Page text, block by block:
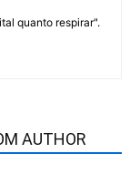
quanto respirar".
AUTHOR